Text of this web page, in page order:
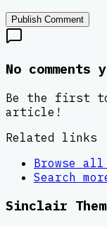
Publish Comment
No comments
Be the first
article!
Related links
Browse all
Search
Sinclair